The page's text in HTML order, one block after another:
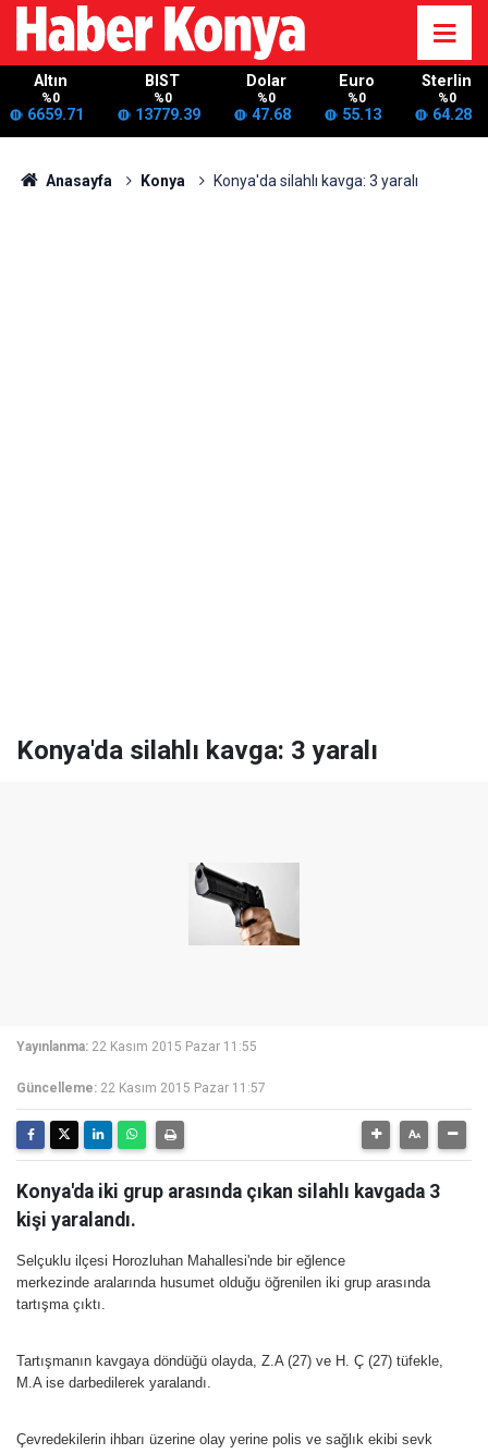
Altın
%0
6659.71
BIST
%0
13779.39
Dolar
%0
47.68
Euro
%0
55.13
Sterlin
%0
64.28
Anasayfa Konya Konya'da silahlı kavga: 3 yaralı
Konya'da silahlı kavga: 3 yaralı
Yayınlanma: 22 Kasım 2015 Pazar 11:55
Güncelleme: 22 Kasım 2015 Pazar 11:57
Konya'da iki grup arasında çıkan silahlı kavgada 3
kişi yaralandı.
Selçuklu ilçesi Horozluhan Mahallesi'nde bir eğlence
merkezinde aralarında husumet olduğu öğrenilen iki grup arasında
tartışma çıktı.
Tartışmanın kavgaya döndüğü olayda, Z.A (27) ve H. Ç (27) tüfekle,
M.A ise darbedilerek yaralandı.
Çevredekilerin ihbarı üzerine olay yerine polis ve sağlık ekibi sevk